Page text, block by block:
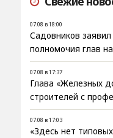
07.08 в 18:00
Садовников
полномочия глав
07.08 в 17:37
Глава «Железных
строителей с
07.08 в 17:03
«Здесь нет